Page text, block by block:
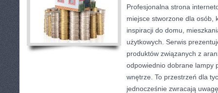
Profesjonalna strona
miejsce stworzone dla osób,
inspiracji do domu,
użytkowych. Serwis
produktów związanych z
odpowiednio dobrane lampy
wnętrze. To przestrzeń dla
jednocześnie zwracają